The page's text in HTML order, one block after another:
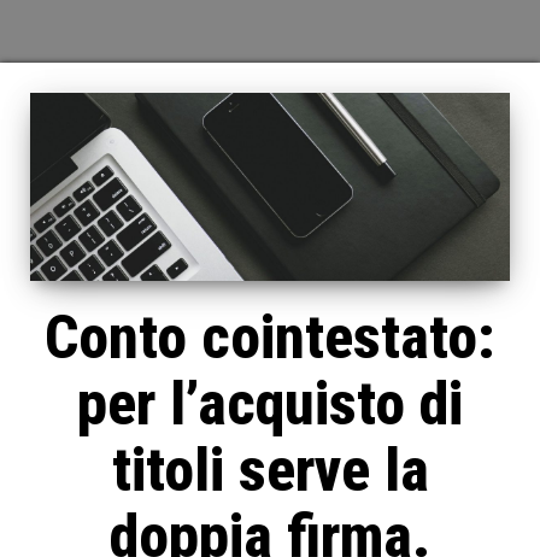
Conto cointestato:
per l’acquisto di
titoli serve la
doppia firma.